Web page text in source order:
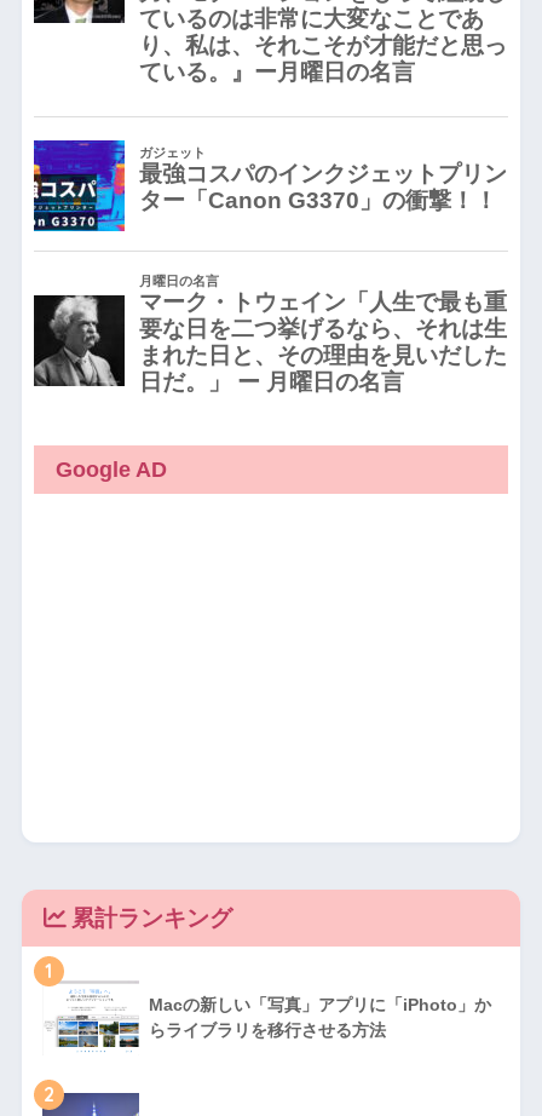
Google AD
累計ランキング
1
Macの新しい「写真」アプリに「iPhoto」か
らライブラリを移行させる方法
2